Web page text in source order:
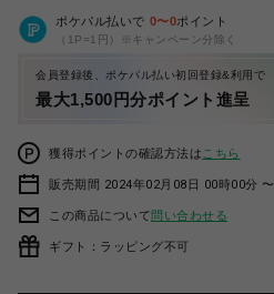
ポケパル払いで 0〜0ポイント
（1P=1円）※キャンペーン分除く
会員登録後、ポケパル払い初回登録&利用で
最大1,500円分ポイント進呈
獲得ポイントの確認方法は こちら
販売期間 2024年02月08日 00時00分 〜
この商品について問い合わせる
ギフト：ラッピング不可